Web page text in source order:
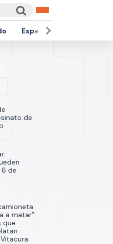
Espectáculos
de
de
a matar”:
que